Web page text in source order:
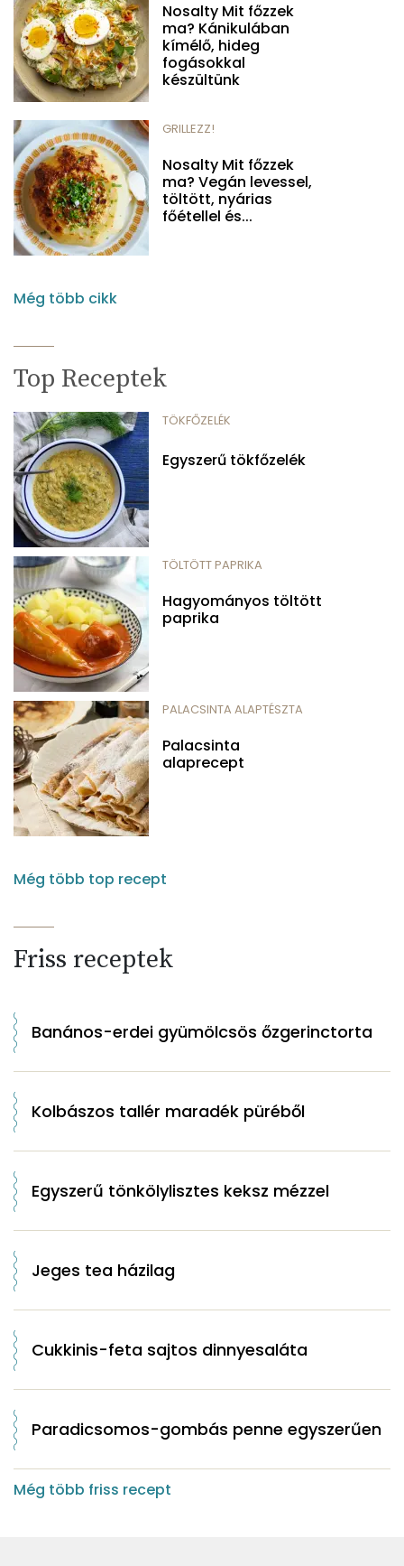
Nosalty Mit főzzek
ma? Kánikulában
kímélő, hideg
fogásokkal
készültünk
GRILLEZZ!
Nosalty Mit főzzek
ma? Vegán levessel,
töltött, nyárias
főétellel és...
Még több cikk
Top Receptek
TÖKFŐZELÉK
Egyszerű tökfőzelék
TÖLTÖTT PAPRIKA
Hagyományos töltött
paprika
PALACSINTA ALAPTÉSZTA
Palacsinta
alaprecept
Még több top recept
Friss receptek
Banános-erdei gyümölcsös őzgerinctorta
Kolbászos tallér maradék püréből
Egyszerű tönkölylisztes keksz mézzel
Jeges tea házilag
Cukkinis-feta sajtos dinnyesaláta
Paradicsomos-gombás penne egyszerűen
Még több friss recept